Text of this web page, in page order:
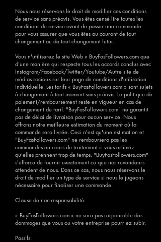
Nous nous réservons le droit de modifier ces conditions
de service sans préavis. Vous êtes censé lire toutes les
conditions de service avant de passer une commande
pour vous assurer que vous êtes au courant de tout
changement ou de tout changement futur.
Vous n'utiliserez le site Web « BuyFasFollowers.com que
d'une manière qui respecte tous les accords conclus avec
Instagram/Facebook/Twitter/Youtube/Autre site de
médias sociaux sur leur page de conditions d'utilisation
individuelle. Les tarifs « BuyFasFollowers.com » sont sujets
à changement à tout moment sans préavis. La politique de
paiement/remboursement reste en vigueur en cas de
changement de tarif. "BuyFasFollowers.com" ne garantit
pas de délai de livraison pour aucun service. Nous
offrons notre meilleure estimation du moment où la
commande sera livrée. Ceci n'est qu'une estimation et
"BuyFasFollowers.com" ne remboursera pas les
commandes en cours de traitement si vous estimez
qu'elles prennent trop de temps. "BuyFasFollowers.com"
s'efforce de fournir exactement ce que nos revendeurs
attendent de nous. Dans ce cas, nous nous réservons le
droit de modifier un type de service si nous le jugeons
nécessaire pour finaliser une commande.
Clause de non-responsabilité:
« BuyFasFollowers.com » ne sera pas responsable des
dommages que vous ou votre entreprise pourriez subir.
Passifs: